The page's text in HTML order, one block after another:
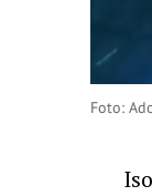
Foto: